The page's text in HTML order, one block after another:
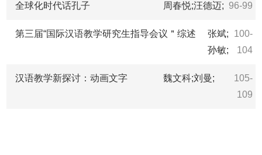
全球化时代话孔子 周春悦;汪德迈; 96-99
第三届“国际汉语教学研究生指导会议＂综述
张斌;
孙敏;
100-
104
汉语教学新探讨：动画文字 魏文科;刘曼;
105-
109